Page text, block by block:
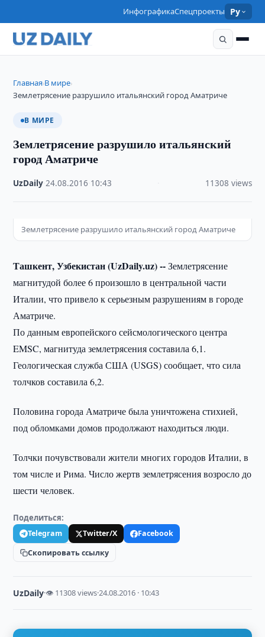
ИнфографикаСпецпроекты Ру
Главная›В мире›
Землетрясение разрушило итальянский город Аматриче
В МИРЕ
Землетрясение разрушило итальянский
город Аматриче
UzDaily ·24.08.2016 10:43 11308 views
Землетрясение разрушило итальянский город Аматриче
Ташкент, Узбекистан (UzDaily.uz) --Землетрясение
магнитудой более 6 произошло в центральной части
Италии, что привело к серьезным разрушениям в городе
Аматриче.
По данным европейского сейсмологического центра
EMSC, магнитуда землетрясения составила 6,1.
Геологическая служба США (USGS) сообщает, что сила
толчков составила 6,2.
Половина города Аматриче была уничтожена стихией,
под обломками домов продолжают находиться люди.
Толчки почувствовали жители многих городов Италии, в
том числе и Рима. Число жертв землетрясения возросло до
шести человек.
Поделиться:
Telegram Twitter/X
Facebook
Скопировать ссылку
UzDaily·👁 11308 views·24.08.2016 · 10:43